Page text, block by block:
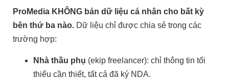
ProMedia KHÔNG bán dữ liệu cá nhân cho bất kỳ
bên thứ ba nào. Dữ liệu chỉ được chia sẻ trong các
trường hợp:
Nhà thầu phụ (ekip freelancer): chỉ thông tin tối
thiểu cần thiết, tất cả đã ký NDA.